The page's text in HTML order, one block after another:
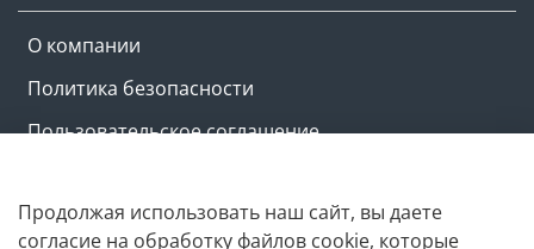
О компании
Политика безопасности
Пользовательское соглашение
Продолжая использовать наш сайт, вы даете
согласие на обработку файлов cookie, которые